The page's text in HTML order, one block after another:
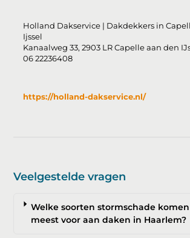
Holland Dakservice | Dakdekkers in
Ijssel
Kanaalweg 33, 2903 LR Capelle aan den
06 22236408
https://holland-dakservice.nl/
Veelgestelde vragen
Welke soorten stormschade
meest voor aan daken in Haarlem?